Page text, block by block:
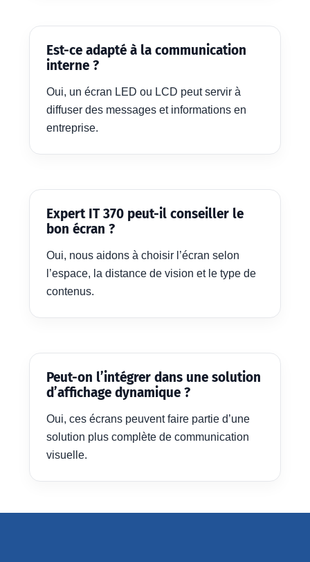
Est-ce adapté à la communication
interne ?
Oui, un écran LED ou LCD peut servir à
diffuser des messages et informations en
entreprise.
Expert IT 370 peut-il conseiller le
bon écran ?
Oui, nous aidons à choisir l’écran selon
l’espace, la distance de vision et le type de
contenus.
Peut-on l’intégrer dans une solution
d’affichage dynamique ?
Oui, ces écrans peuvent faire partie d’une
solution plus complète de communication
visuelle.